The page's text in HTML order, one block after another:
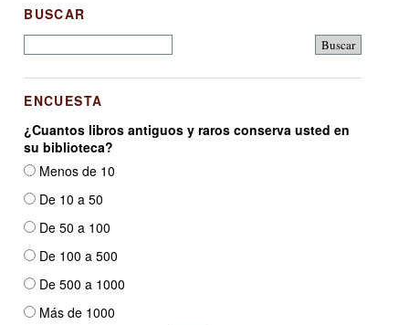
BUSCAR
ENCUESTA
¿Cuantos libros antiguos y raros conserva usted en
su biblioteca?
Menos de 10
De 10 a 50
De 50 a 100
De 100 a 500
De 500 a 1000
Más de 1000